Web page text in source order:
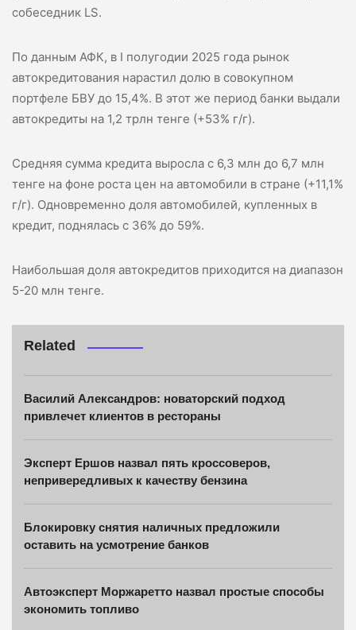
cобеседник LS.
По данным АФК, в I полугодии 2025 года рынок
автокредитования нарастил долю в совокупном
портфеле БВУ до 15,4%. В этот же период банки выдали
автокредиты на 1,2 трлн тенге (+53% г/г).
Средняя сумма кредита выросла с 6,3 млн до 6,7 млн
тенге на фоне роста цен на автомобили в стране (+11,1%
г/г). Одновременно доля автомобилей, купленных в
кредит, поднялась с 36% до 59%.
Наибольшая доля автокредитов приходится на диапазон
5-20 млн тенге.
Related
Василий Александров: новаторский подход
привлечет клиентов в рестораны
Эксперт Ершов назвал пять кроссоверов,
непривередливых к качеству бензина
Блокировку снятия наличных предложили
оставить на усмотрение банков
Автоэксперт Моржаретто назвал простые способы
экономить топливо